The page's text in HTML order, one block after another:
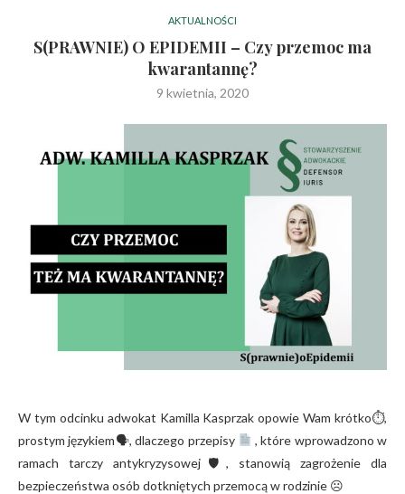
AKTUALNOŚCI
S(PRAWNIE) O EPIDEMII – Czy przemoc ma
kwarantannę?
9 kwietnia, 2020
W tym odcinku adwokat Kamilla Kasprzak opowie Wam krótko⏱,
prostym językiem🗣, dlaczego przepisy
, które wprowadzono w
ramach tarczy antykryzysowej 🛡 , stanowią zagrożenie dla
bezpieczeństwa osób dotkniętych przemocą w rodzinie ☹